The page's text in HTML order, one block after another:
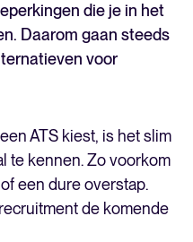
die je in het
Daarom gaan steeds
voor
ATS kiest, is het slim
te kennen. Zo voorkom
een dure overstap.
de komende